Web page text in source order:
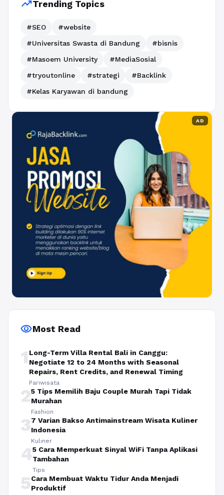
trending_upTrending Topics
#SEO
#website
#Universitas Swasta di Bandung
#bisnis
#Masoem University
#MediaSosial
#tryoutonline
#strategi
#Backlink
#Kelas Karyawan di bandung
AD
visibilityMost Read
1 Long-Term Villa Rental Bali in Canggu:
Negotiate 12 to 24 Months with Seasonal
Repairs, Rent Credits, and Renewal Timing
Pariwisata
25 Tips Memilih Baju Couple Murah Tapi Tidak
Murahan
Fashion
37 Varian Bakso Antimainstream Wisata Kuliner
Indonesia
Kuliner
45 Cara Memperkuat Sinyal WiFi Tanpa Aplikasi
Tambahan
Tips
5Cara Membuat Waktu Tidur Anda Menjadi
Produktif